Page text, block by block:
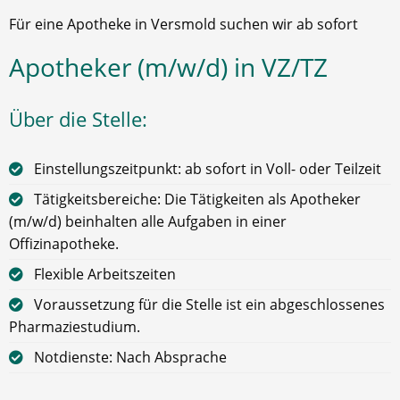
Für eine Apotheke in Versmold suchen wir ab sofort
Apotheker (m/w/d) in VZ/TZ
Über die Stelle:
Einstellungszeitpunkt: ab sofort in Voll- oder Teilzeit
Tätigkeitsbereiche: Die Tätigkeiten als Apotheker
(m/w/d) beinhalten alle Aufgaben in einer
Offizinapotheke.
Flexible Arbeitszeiten
Voraussetzung für die Stelle ist ein abgeschlossenes
Pharmaziestudium.
Notdienste: Nach Absprache